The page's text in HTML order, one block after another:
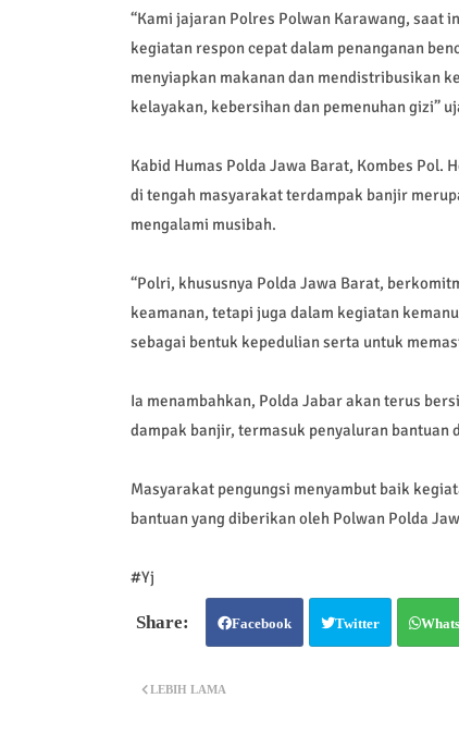
“Kami jajaran Polres Polwan Karawang, saat
kegiatan respon cepat dalam penanganan
menyiapkan makanan dan mendistribusikan
kelayakan, kebersihan dan pemenuhan gizi”
Kabid Humas Polda Jawa Barat, Kombes Pol.
di tengah masyarakat terdampak banjir
mengalami musibah.
“Polri, khususnya Polda Jawa Barat,
keamanan, tetapi juga dalam kegiatan
sebagai bentuk kepedulian serta untuk
Ia menambahkan, Polda Jabar akan terus
dampak banjir, termasuk penyaluran bantuan
Masyarakat pengungsi menyambut baik
bantuan yang diberikan oleh Polwan Polda
#Yj
Facebook Twitter
LEBIH LAMA